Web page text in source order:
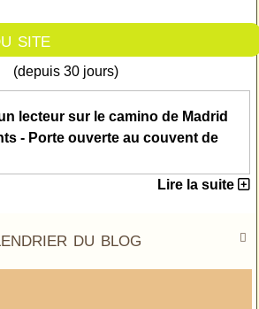
site
(depuis 30 jours)
lecteur sur le camino de Madrid
- Porte ouverte au couvent de
Lire la suite

du blog